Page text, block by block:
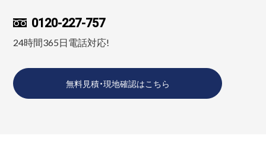
0120-227-757
24時間365日電話対応!
無料見積・現地確認はこちら